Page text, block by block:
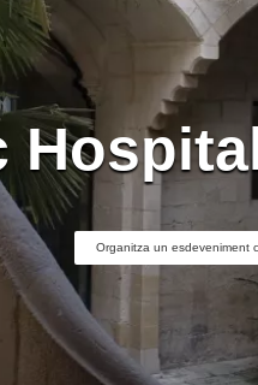
Organitza un esdeveniment